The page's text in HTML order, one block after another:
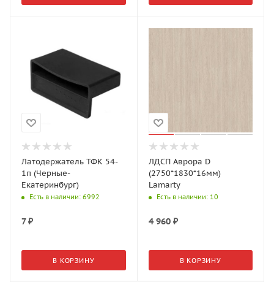
Латодержатель ТФК 54-
1п (Черные-
Екатеринбург)
Есть в наличии: 6992
7₽
В КОРЗИНУ
ЛДСП Аврора D
(2750*1830*16мм)
Lamarty
Есть в наличии: 10
4 960₽
В КОРЗИНУ